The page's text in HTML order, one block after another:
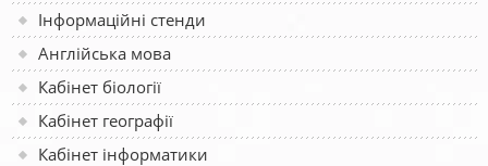
Інформаційні стенди
Англійська мова
Кабінет біології
Кабінет географії
Кабінет інформатики